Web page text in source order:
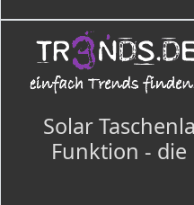
Solar
Funktion - die